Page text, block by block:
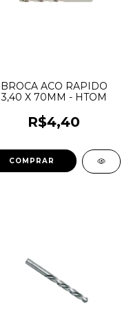
BROCA ACO RAPIDO
3,40 X 70MM - HTOM
R$4,40